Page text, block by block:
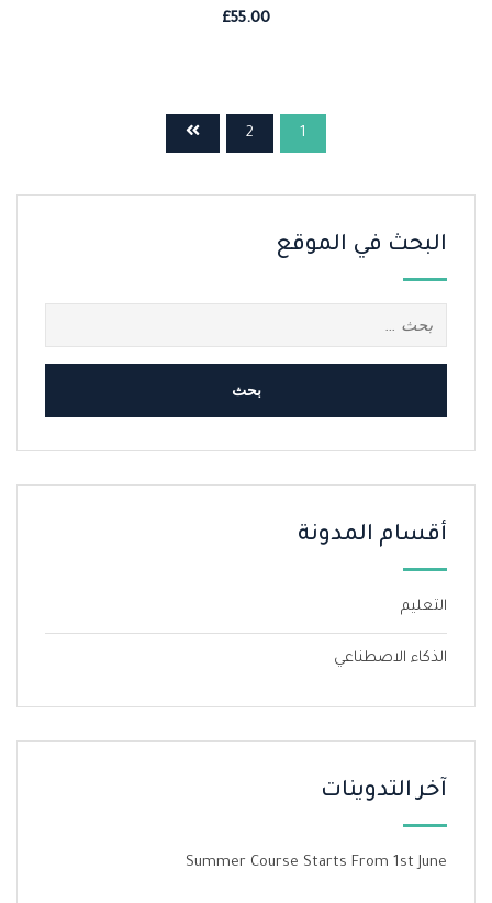
£55.00
1
2
البحث في الموقع
عن:
أقسام المدونة
التعليم
الذكاء الاصطناعي
آخر التدوينات
Summer Course Starts From 1st June